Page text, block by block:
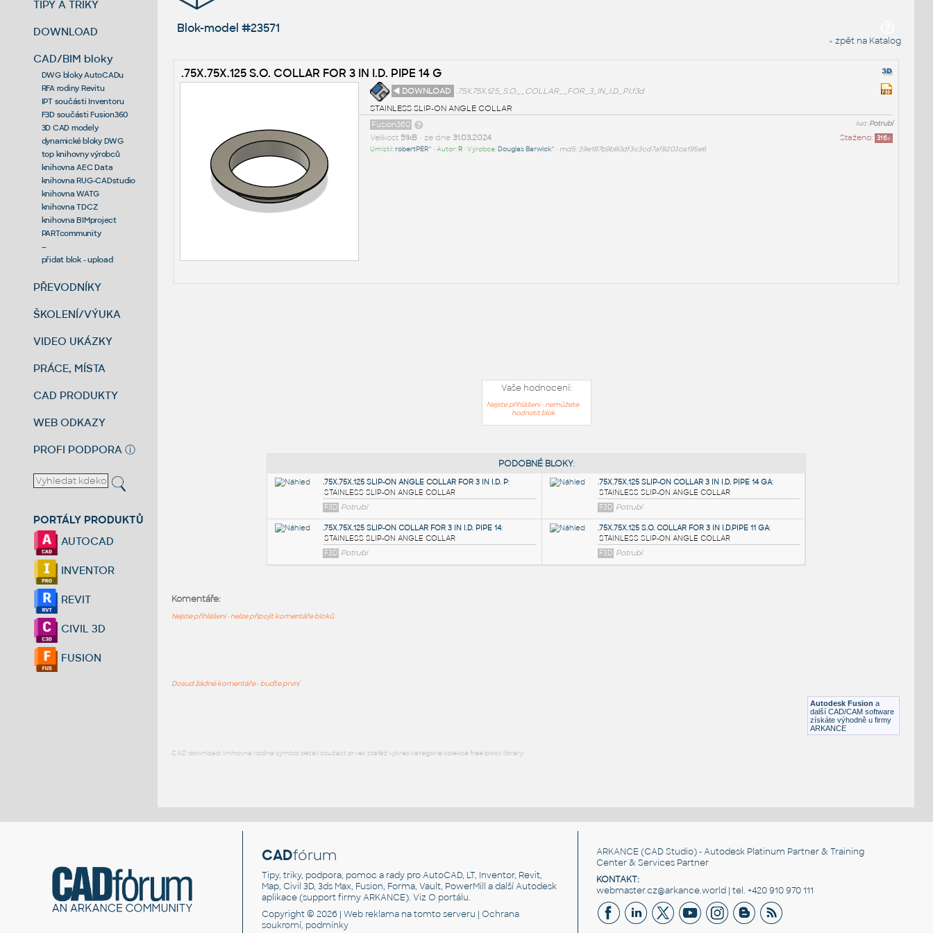
TIPY A TRIKY
DOWNLOAD
CAD/BIM bloky
DWG bloky AutoCADu
RFA rodiny Revitu
IPT součásti Inventoru
F3D součásti Fusion360
3D CAD modely
dynamické bloky DWG
top knihovny výrobců
knihovna AEC Data
knihovna RUG-CADstudio
knihovna WATG
knihovna TDCZ
knihovna BIMproject
PARTcommunity
--
přidat blok - upload
PŘEVODNÍKY
ŠKOLENÍ/VÝUKA
VIDEO UKÁZKY
PRÁCE, MÍSTA
CAD PRODUKTY
WEB ODKAZY
PROFI PODPORA ⓘ
PORTÁLY PRODUKTŮ
AUTOCAD
INVENTOR
REVIT
CIVIL 3D
FUSION
Blok-model #23571
« zpět na Katalog
.75X.75X.125 S.O. COLLAR FOR 3 IN I.D. PIPE 14 G
◄ DOWNLOAD
.75X.75X.125_S.O.__COLLAR__FOR_3_IN_I.D._PI.f3d
STAINLESS SLIP-ON ANGLE COLLAR
kat:Potrubí
Fusion360
Staženo: 316x
Velikost 51kB• ze dne 31.03.2024
Umístil:robertPER^ • Autor: R• Výrobce: Douglas Barwick^ • md5: 39e187b9b80df3c3cd7af8203ca195e6
Vaše hodnocení:
Nejste přihlášeni - nemůžete
hodnotit blok
Autodesk Fusion a
další CAD/CAM software
získáte výhodně u firmy
ARKANCE
Komentáře:
Nejste přihlášeni - nelze připojit komentáře bloků
Dosud žádné komentáře - buďte první
CAD download: knihovna rodina symbol detail součást prvek stafáž výkres kategorie kolekce free block library
CADfórum
Tipy, triky, podpora, pomoc a rady pro AutoCAD, LT, Inventor, Revit,
Map, Civil 3D, 3ds Max, Fusion, Forma, Vault, PowerMill a další Autodesk
aplikace (support firmy ARKANCE). VizO portálu.
Copyright © 2026 |Web reklama na tomto serveru |Ochrana
soukromí, podmínky
ARKANCE (CAD Studio) - Autodesk Platinum Partner & Training
Center & Services Partner
KONTAKT:
webmaster.cz@arkance.world | tel. +420 910 970 111